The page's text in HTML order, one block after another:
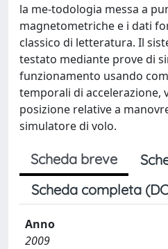
la me-todologia messa a
magnetometriche e i dati
classico di letteratura. Il
testato mediante prove di
funzionamento usando
temporali di accelerazione,
posizione relative a
simulatore di volo.
Scheda breve
Scheda completa
Anno
2009